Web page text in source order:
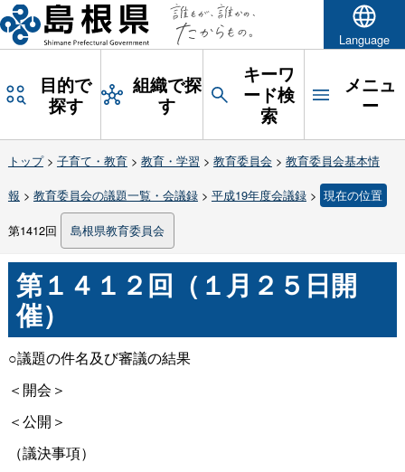
Language
目的で
探す
組織で探
す
キーワ
ード検
索
メニュ
ー
トップ> 子育て・教育> 教育・学習 > 教育委員会 > 教育委員会基本情
報 > 教育委員会の議題一覧・会議録> 平成19年度会議録> 現在の位置
第1412回 島根県教育委員会
第１４１２回（１月２５日開
催）
○議題の件名及び審議の結果
＜開会＞
＜公開＞
（議決事項）